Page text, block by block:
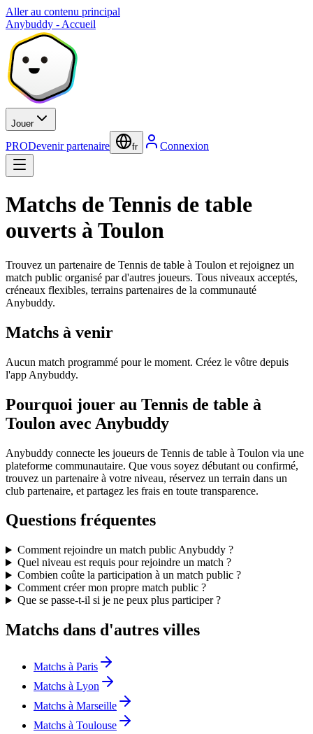
Aller au contenu principal
Anybuddy - Accueil
Jouer
PRODevenir partenaire fr Connexion
Matchs de Tennis de table
ouverts à Toulon
Trouvez un partenaire de Tennis de table à Toulon et rejoignez un
match public organisé par d'autres joueurs. Tous niveaux acceptés,
créneaux flexibles, terrains partenaires de la communauté
Anybuddy.
Matchs à venir
Aucun match programmé pour le moment. Créez le vôtre depuis
l'app Anybuddy.
Pourquoi jouer au Tennis de table à
Toulon avec Anybuddy
Anybuddy connecte les joueurs de Tennis de table à Toulon via une
plateforme communautaire. Que vous soyez débutant ou confirmé,
trouvez un partenaire à votre niveau, réservez un terrain dans un
club partenaire, et partagez les frais en toute transparence.
Questions fréquentes
Comment rejoindre un match public Anybuddy ?
Quel niveau est requis pour rejoindre un match ?
Combien coûte la participation à un match public ?
Comment créer mon propre match public ?
Que se passe-t-il si je ne peux plus participer ?
Matchs dans d'autres villes
Matchs à Paris
Matchs à Lyon
Matchs à Marseille
Matchs à Toulouse